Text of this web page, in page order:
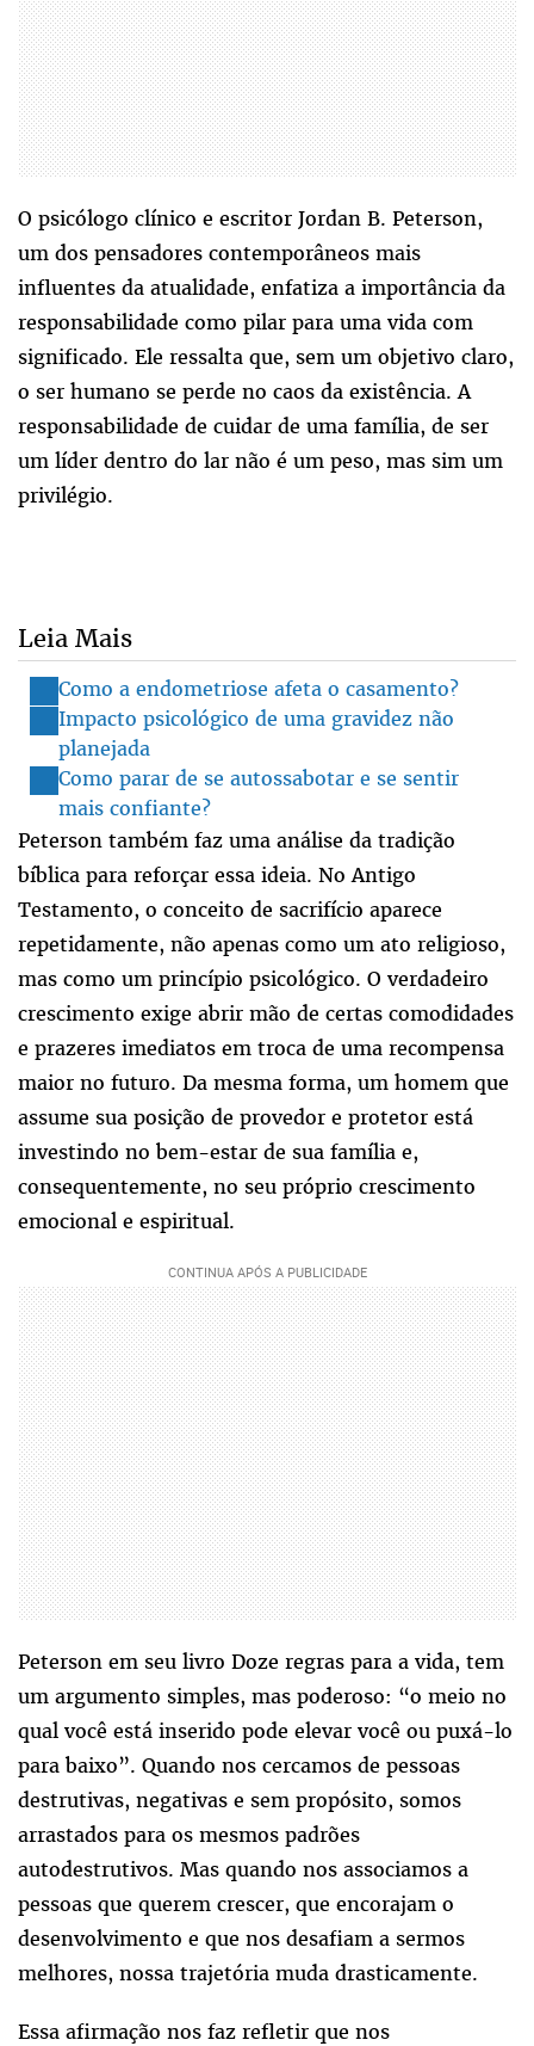
O psicólogo clínico e escritor Jordan B. Peterson,
um dos pensadores contemporâneos mais
influentes da atualidade, enfatiza a importância da
responsabilidade como pilar para uma vida com
significado. Ele ressalta que, sem um objetivo claro,
o ser humano se perde no caos da existência. A
responsabilidade de cuidar de uma família, de ser
um líder dentro do lar não é um peso, mas sim um
privilégio.
Leia Mais
Como a endometriose afeta o casamento?
Impacto psicológico de uma gravidez não
planejada
Como parar de se autossabotar e se sentir
mais confiante?
Peterson também faz uma análise da tradição
bíblica para reforçar essa ideia. No Antigo
Testamento, o conceito de sacrifício aparece
repetidamente, não apenas como um ato religioso,
mas como um princípio psicológico. O verdadeiro
crescimento exige abrir mão de certas comodidades
e prazeres imediatos em troca de uma recompensa
maior no futuro. Da mesma forma, um homem que
assume sua posição de provedor e protetor está
investindo no bem-estar de sua família e,
consequentemente, no seu próprio crescimento
emocional e espiritual.
Peterson em seu livro Doze regras para a vida, tem
um argumento simples, mas poderoso: “o meio no
qual você está inserido pode elevar você ou puxá-lo
para baixo”. Quando nos cercamos de pessoas
destrutivas, negativas e sem propósito, somos
arrastados para os mesmos padrões
autodestrutivos. Mas quando nos associamos a
pessoas que querem crescer, que encorajam o
desenvolvimento e que nos desafiam a sermos
melhores, nossa trajetória muda drasticamente.
Essa afirmação nos faz refletir que nos